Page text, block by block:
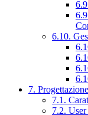
6.10.
7.
7.1.
7.2.